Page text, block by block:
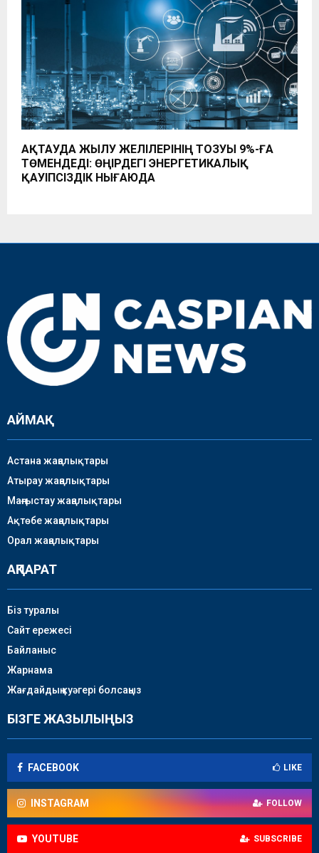
АҚТАУДА ЖЫЛУ ЖЕЛІЛЕРІНІҢ ТОЗУЫ 9%-ҒА
ТӨМЕНДЕДІ: ӨҢІРДЕГІ ЭНЕРГЕТИКАЛЫҚ
ҚАУІПСІЗДІК НЫҒАЮДА
АЙМАҚ
Астана жаңалықтары
Атырау жаңалықтары
Маңғыстау жаңалықтары
Ақтөбе жаңалықтары
Орал жаңалықтары
АҚПАРАТ
Біз туралы
Сайт ережесі
Байланыс
Жарнама
Жағдайдың куәгері болсаңыз
БІЗГЕ ЖАЗЫЛЫҢЫЗ
FACEBOOK LIKE
INSTAGRAM FOLLOW
YOUTUBE SUBSCRIBE